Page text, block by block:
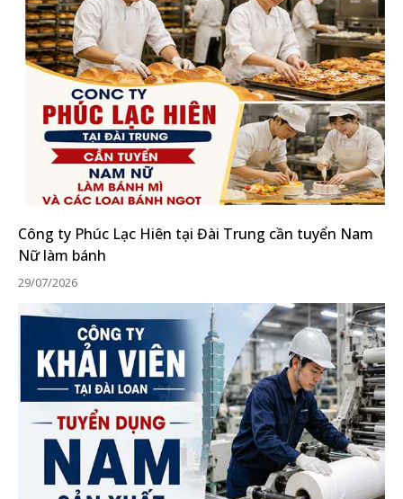
Công ty Phúc Lạc Hiên tại Đài Trung cần tuyển Nam
Nữ làm bánh
29/07/2026